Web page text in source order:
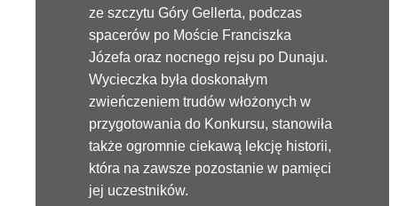
ze szczytu Góry Gellerta, podczas
spacerów po Moście Franciszka
Józefa oraz nocnego rejsu po Dunaju.
Wycieczka była doskonałym
zwieńczeniem trudów włożonych w
przygotowania do Konkursu, stanowiła
także ogromnie ciekawą lekcję historii,
która na zawsze pozostanie w pamięci
jej uczestników.